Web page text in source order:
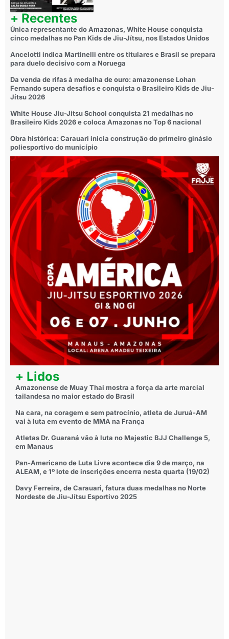
+ Recentes
Única representante do Amazonas, White House conquista
cinco medalhas no Pan Kids de Jiu-Jítsu, nos Estados Unidos
Ancelotti indica Martinelli entre os titulares e Brasil se prepara
para duelo decisivo com a Noruega
Da venda de rifas à medalha de ouro: amazonense Lohan
Fernando supera desafios e conquista o Brasileiro Kids de Jiu-
Jítsu 2026
White House Jiu-Jitsu School conquista 21 medalhas no
Brasileiro Kids 2026 e coloca Amazonas no Top 6 nacional
Obra histórica: Carauari inicia construção do primeiro ginásio
poliesportivo do município
+ Lidos
Amazonense de Muay Thai mostra a força da arte marcial
tailandesa no maior estado do Brasil
Na cara, na coragem e sem patrocínio, atleta de Juruá-AM
vai à luta em evento de MMA na França
Atletas Dr. Guaraná vão à luta no Majestic BJJ Challenge 5,
em Manaus
Pan-Americano de Luta Livre acontece dia 9 de março, na
ALEAM, e 1º lote de inscrições encerra nesta quarta (19/02)
Davy Ferreira, de Carauari, fatura duas medalhas no Norte
Nordeste de Jiu-Jítsu Esportivo 2025